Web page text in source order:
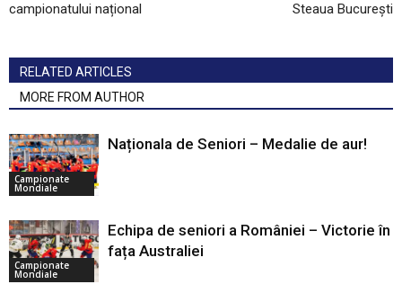
campionatului național
Steaua București
RELATED ARTICLES
MORE FROM AUTHOR
Campionate
Mondiale
Naționala de Seniori – Medalie de aur!
Campionate
Mondiale
Echipa de seniori a României – Victorie în
fața Australiei